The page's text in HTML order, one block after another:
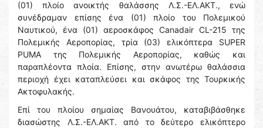
(01) πλοίο ανοικτής θαλάσσης Λ.Σ.-ΕΛ.ΑΚΤ., ενώ
συνέδραμαν επίσης ένα (01) πλοίο του Πολεμικού
Ναυτικού, ένα (01) αεροσκάφος Canadair CL-215 της
Πολεμικής Αεροπορίας, τρία (03) ελικόπτερα SUPER
PUMA της Πολεμικής Αεροπορίας, καθώς και
παραπλέοντα πλοία. Επίσης, στην ανωτέρω θαλάσσια
περιοχή έχει καταπλεύσει και σκάφος της Τουρκικής
Ακτοφυλακής.
Επί του πλοίου σημαίας Βανουάτου, καταβιβάσθηκε
διασώστης Λ.Σ.-ΕΛ.ΑΚΤ. από το δεύτερο ελικόπτερο